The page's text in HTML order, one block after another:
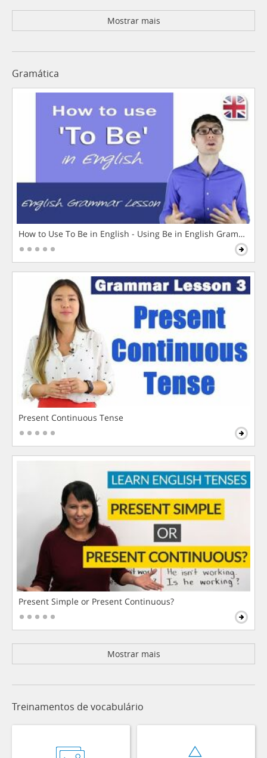
Mostrar mais
Gramática
How to Use To Be in English - Using Be in English Grammar
Present Continuous Tense
Present Simple or Present Continuous?
Mostrar mais
Treinamentos de vocabulário